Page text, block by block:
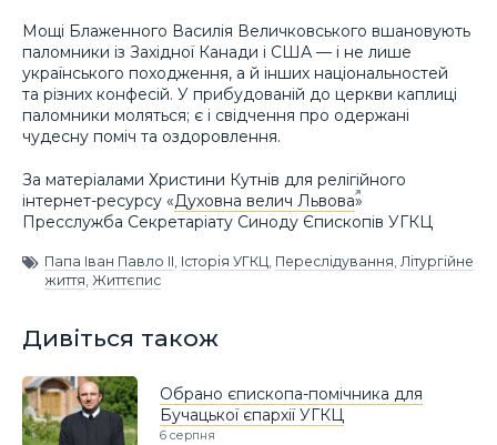
Мощі Блаженного Василія Величковського вшановують
паломники із Західної Канади і США — і не лише
українського походження, а й інших національностей
та різних конфесій. У прибудованій до церкви каплиці
паломники моляться; є і свідчення про одержані
чудесну поміч та оздоровлення.
За матеріалами Христини Кутнів для релігійного
інтернет-ресурсу «Духовна велич Львова»
Пресслужба Секретаріату Синоду Єпископів УГКЦ
Папа Іван Павло ІІ Історія УГКЦ Переслідування Літургійне
життя Життєпис
Дивіться також
Обрано єпископа-помічника для
Бучацької єпархії УГКЦ
6 серпня